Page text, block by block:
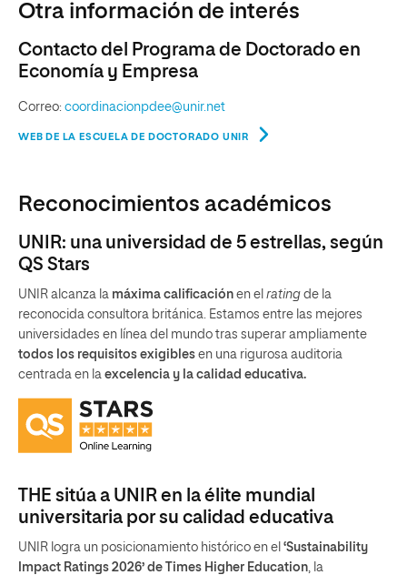
Otra información de interés
Contacto del Programa de Doctorado en
Economía y Empresa
Correo: coordinacionpdee@unir.net
WEB DE LA ESCUELA DE DOCTORADO UNIR
Reconocimientos académicos
UNIR: una universidad de 5 estrellas, según
QS Stars
UNIR alcanza la máxima calificación en el rating de la
reconocida consultora británica. Estamos entre las mejores
universidades en línea del mundo tras superar ampliamente
todos los requisitos exigibles en una rigurosa auditoria
centrada en la excelencia y la calidad educativa.
THE sitúa a UNIR en la élite mundial
universitaria por su calidad educativa
UNIR logra un posicionamiento histórico en el ‘Sustainability
Impact Ratings 2026’ de Times Higher Education , la